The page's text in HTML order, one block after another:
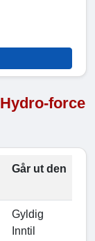
Hydro-force
Går ut den
Gyldig
Inntil